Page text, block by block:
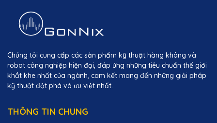
Chúng tôi cung cấp các sản phẩm kỹ thuật hàng không và
robot công nghiệp hiện đại, đáp ứng những tiêu chuẩn thế giới
khắt khe nhất của ngành, cam kết mang đến những giải pháp
kỹ thuật đột phá và ưu việt nhất.
THÔNG TIN CHUNG